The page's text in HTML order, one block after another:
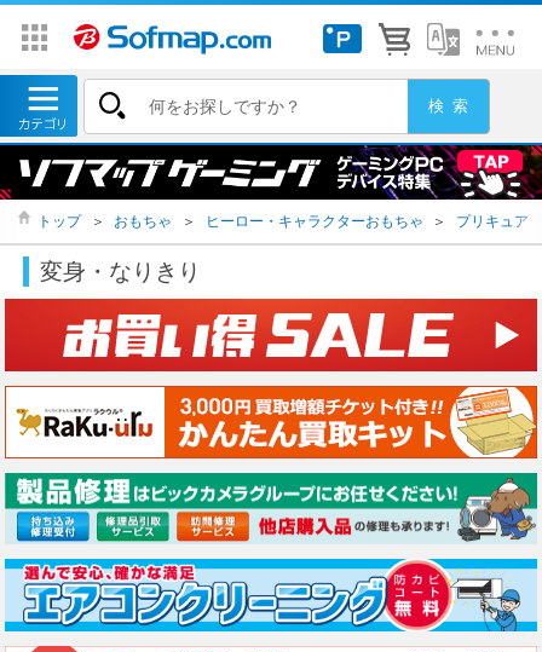
トップ ＞ おもちゃ ＞ ヒーロー・キャラクターおもちゃ ＞ プリキュア
変身・なりきり